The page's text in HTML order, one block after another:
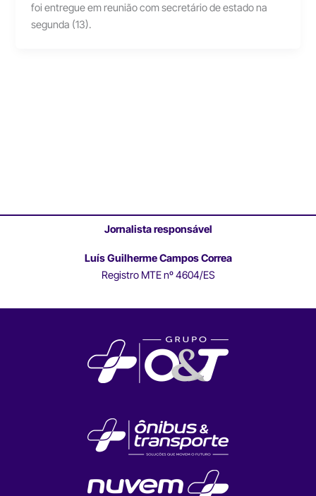
foi entregue em reunião com secretário de estado na
segunda (13).
Jornalista responsável
Luís Guilherme Campos Correa
Registro MTE nº 4604/ES